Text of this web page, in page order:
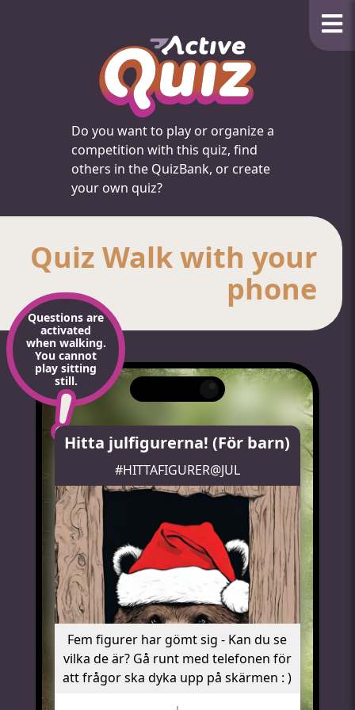
Do you want to play or organize a
competition with this quiz, find
others in the QuizBank, or create
your own quiz?
Quiz Walk with your
phone
Questions are
activated
when walking.
You cannot
play sitting
still.
Hitta julfigurerna! (För barn)
#HITTAFIGURER@JUL
Fem figurer har gömt sig - Kan du se
vilka de är? Gå runt med telefonen för
att frågor ska dyka upp på skärmen : )